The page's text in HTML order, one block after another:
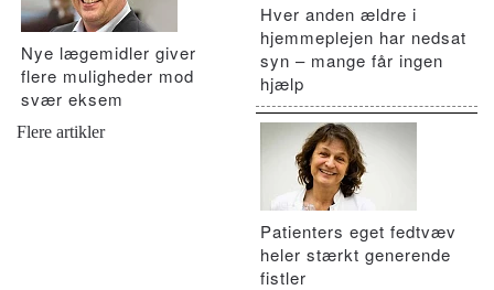
Nye lægemidler giver
flere muligheder mod
svær eksem
Flere artikler
Hver anden ældre i
hjemmeplejen har nedsat
syn – mange får ingen
hjælp
Patienters eget fedtvæv
heler stærkt generende
fistler